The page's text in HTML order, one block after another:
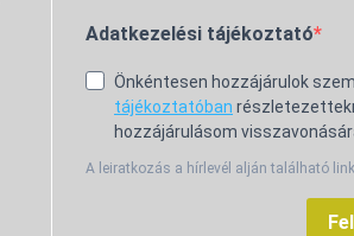
Adatkezelési tájékoztató
Önkéntesen hozzájárulok
tájékoztatóban
hozzájárulásom
A leiratkozás a hírlevél alján található